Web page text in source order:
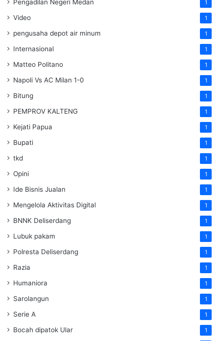
Pengadilan Negeri Medan 1
Video 1
pengusaha depot air minum 1
Internasional 1
Matteo Politano 1
Napoli Vs AC Milan 1-0 1
Bitung 1
PEMPROV KALTENG 1
Kejati Papua 1
Bupati 1
tkd 1
Opini 1
Ide Bisnis Jualan 1
Mengelola Aktivitas Digital 1
BNNK Deliserdang 1
Lubuk pakam 1
Polresta Deliserdang 1
Razia 1
Humaniora 1
Sarolangun 1
Serie A 1
Bocah dipatok Ular 1